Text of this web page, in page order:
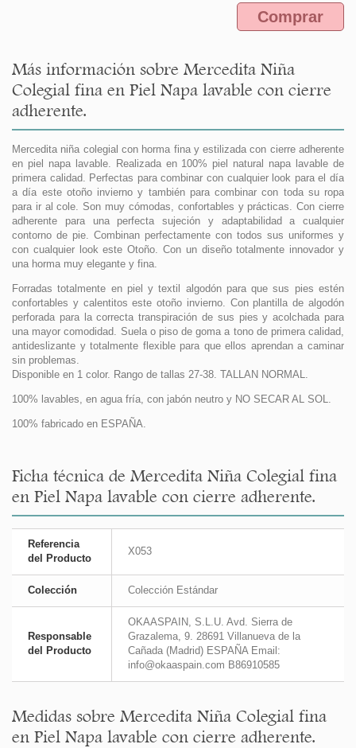
Comprar
Más información sobre Mercedita Niña
Colegial fina en Piel Napa lavable con cierre
adherente.
Mercedita niña colegial con horma fina y estilizada con cierre adherente
en piel napa lavable. Realizada en 100% piel natural napa lavable de
primera calidad. Perfectas para combinar con cualquier look para el día
a día este otoño invierno y también para combinar con toda su ropa
para ir al cole. Son muy cómodas, confortables y prácticas. Con cierre
adherente para una perfecta sujeción y adaptabilidad a cualquier
contorno de pie. Combinan perfectamente con todos sus uniformes y
con cualquier look este Otoño. Con un diseño totalmente innovador y
una horma muy elegante y fina.
Forradas totalmente en piel y textil algodón para que sus pies estén
confortables y calentitos este otoño invierno. Con plantilla de algodón
perforada para la correcta transpiración de sus pies y acolchada para
una mayor comodidad. Suela o piso de goma a tono de primera calidad,
antideslizante y totalmente flexible para que ellos aprendan a caminar
sin problemas.
Disponible en 1 color. Rango de tallas 27-38. TALLAN NORMAL.
100% lavables, en agua fría, con jabón neutro y NO SECAR AL SOL.
100% fabricado en ESPAÑA.
Ficha técnica de Mercedita Niña Colegial fina
en Piel Napa lavable con cierre adherente.
Referencia
del Producto
X053
Colección Colección Estándar
Responsable
del Producto
OKAASPAIN, S.L.U. Avd. Sierra de
Grazalema, 9. 28691 Villanueva de la
Cañada (Madrid) ESPAÑA Email:
info@okaaspain.com B86910585
Medidas sobre Mercedita Niña Colegial fina
en Piel Napa lavable con cierre adherente.